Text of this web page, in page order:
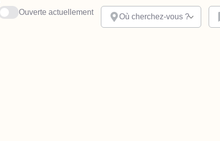
Ouverte actuellement
Où cherchez-vous ?